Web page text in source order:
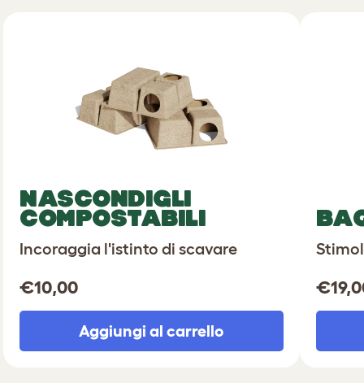
NASCONDIGLI
COMPOSTABILI
Incoraggia l'istinto di scavare
€10,00
Aggiungi al carrello
€19,